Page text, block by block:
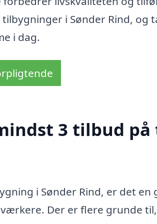
i Sønder Rind, og
i dag.
3 tilbud på
i Sønder Rind, er det
Der er flere grunde